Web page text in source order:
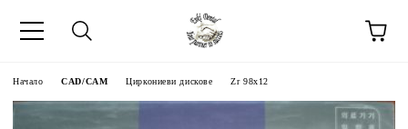
Начало CAD/CAM Циркониеви дискове Zr 98x12